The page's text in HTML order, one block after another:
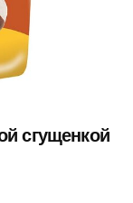
сгущенкой